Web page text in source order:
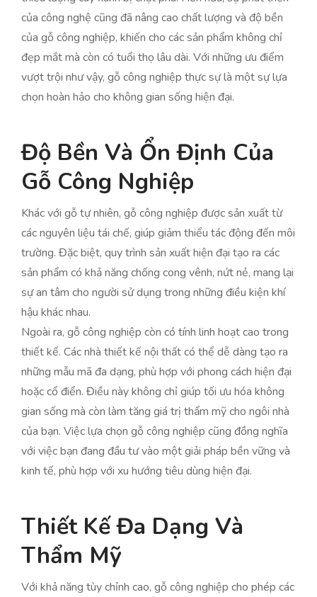
của công nghệ cũng đã nâng cao chất lượng và độ bền
của gỗ công nghiệp, khiến cho các sản phẩm không chỉ
đẹp mắt mà còn có tuổi thọ lâu dài. Với những ưu điểm
vượt trội như vậy, gỗ công nghiệp thực sự là một sự lựa
chọn hoàn hảo cho không gian sống hiện đại.
Độ Bền Và Ổn Định Của
Gỗ Công Nghiệp
Khác với gỗ tự nhiên, gỗ công nghiệp được sản xuất từ
các nguyên liệu tái chế, giúp giảm thiểu tác động đến môi
trường. Đặc biệt, quy trình sản xuất hiện đại tạo ra các
sản phẩm có khả năng chống cong vênh, nứt nẻ, mang lại
sự an tâm cho người sử dụng trong những điều kiện khí
hậu khác nhau.
Ngoài ra, gỗ công nghiệp còn có tính linh hoạt cao trong
thiết kế. Các nhà thiết kế nội thất có thể dễ dàng tạo ra
những mẫu mã đa dạng, phù hợp với phong cách hiện đại
hoặc cổ điển. Điều này không chỉ giúp tối ưu hóa không
gian sống mà còn làm tăng giá trị thẩm mỹ cho ngôi nhà
của bạn. Việc lựa chọn gỗ công nghiệp cũng đồng nghĩa
với việc bạn đang đầu tư vào một giải pháp bền vững và
kinh tế, phù hợp với xu hướng tiêu dùng hiện đại.
Thiết Kế Đa Dạng Và
Thẩm Mỹ
Với khả năng tùy chỉnh cao, gỗ công nghiệp cho phép các